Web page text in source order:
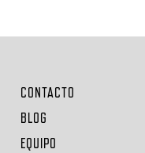
CONTACTO
BLOG
EQUIPO